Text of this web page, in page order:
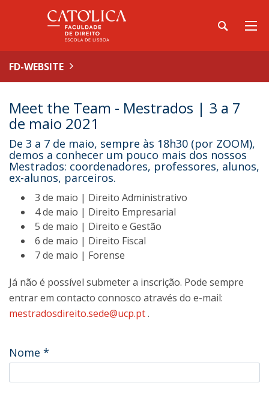
FD-WEBSITE
Meet the Team - Mestrados | 3 a 7
de maio 2021
De 3 a 7 de maio, sempre às 18h30 (por ZOOM),
demos a conhecer um pouco mais dos nossos
Mestrados: coordenadores, professores, alunos,
ex-alunos, parceiros.
3 de maio | Direito Administrativo
4 de maio | Direito Empresarial
5 de maio | Direito e Gestão
6 de maio | Direito Fiscal
7 de maio | Forense
Já não é possível submeter a inscrição. Pode sempre
entrar em contacto connosco através do e-mail:
mestradosdireito.sede@ucp.pt.
Nome *